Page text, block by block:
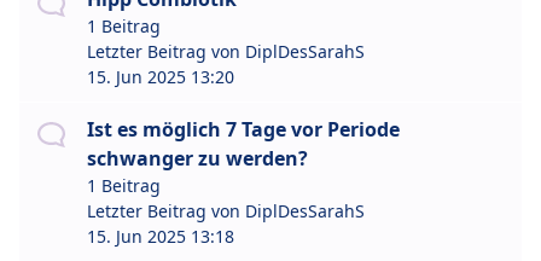
1 Beitrag
Letzter Beitrag von DiplDesSarahS
15. Jun 2025 13:20
Ist es möglich 7 Tage vor Periode
schwanger zu werden?
1 Beitrag
Letzter Beitrag von DiplDesSarahS
15. Jun 2025 13:18